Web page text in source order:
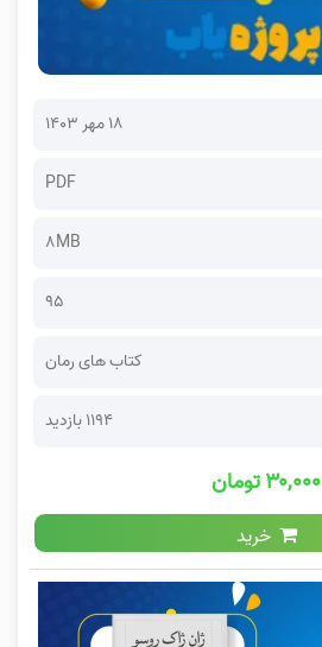
۱۸ مهر ۱۴۰۳
PDF
8MB
95
کتاب های رمان
1194 بازدید
۳۰,۰۰۰ تومان
خرید